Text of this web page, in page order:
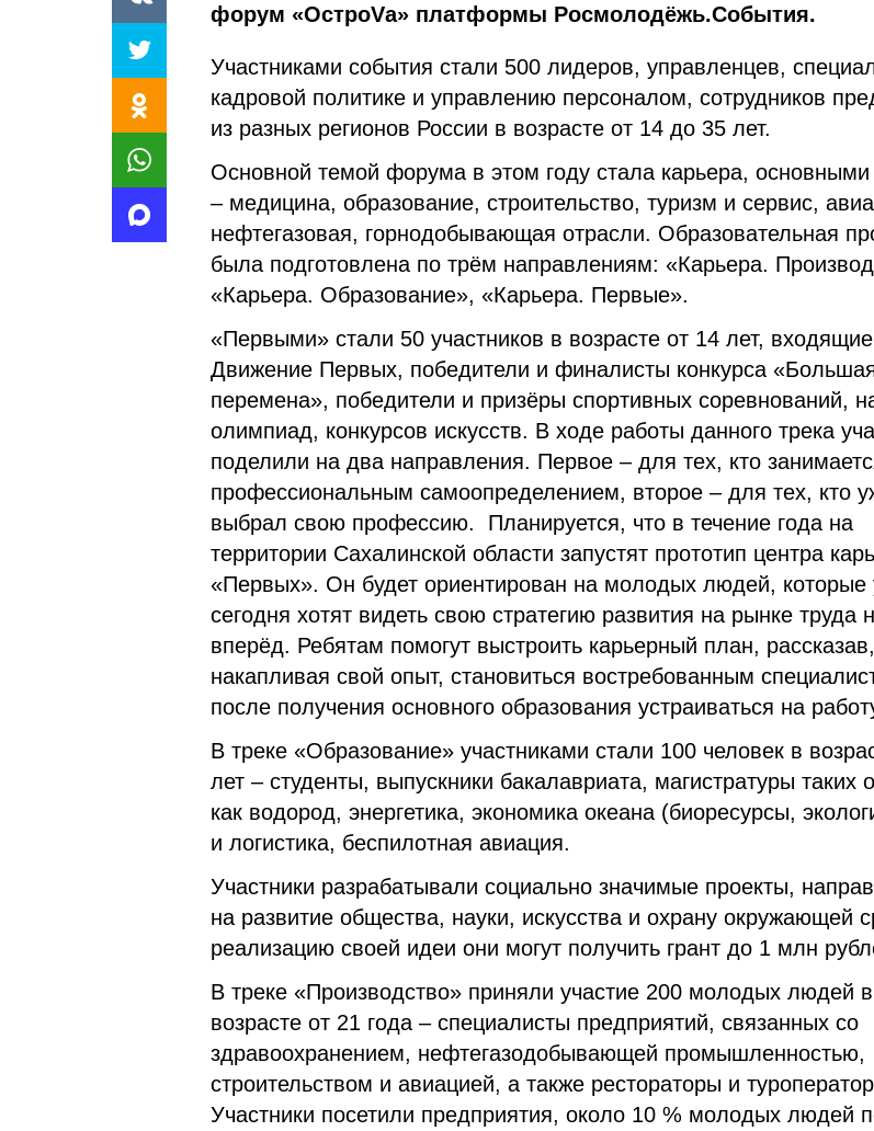
форум «ОстроVа» платформы Росмолодёжь.События.
Участниками события стали 500 лидеров, управленцев,
кадровой политике и управлению персоналом, сотрудников
из разных регионов России в возрасте от 14 до 35 лет.
Основной темой форума в этом году стала карьера, основными
– медицина, образование, строительство, туризм и сервис,
нефтегазовая, горнодобывающая отрасли. Образовательная
была подготовлена по трём направлениям: «Карьера.
«Карьера. Образование», «Карьера. Первые».
«Первыми» стали 50 участников в возрасте от 14 лет,
Движение Первых, победители и финалисты конкурса
перемена», победители и призёры спортивных соревнований,
олимпиад, конкурсов искусств. В ходе работы данного трека
поделили на два направления. Первое – для тех, кто
профессиональным самоопределением, второе – для тех, кто
выбрал свою профессию. Планируется, что в течение года на
территории Сахалинской области запустят прототип центра
«Первых». Он будет ориентирован на молодых людей, которые
сегодня хотят видеть свою стратегию развития на рынке труда
вперёд. Ребятам помогут выстроить карьерный план,
накапливая свой опыт, становиться востребованным
после получения основного образования устраиваться на
В треке «Образование» участниками стали 100 человек в
лет – студенты, выпускники бакалавриата, магистратуры таких
как водород, энергетика, экономика океана (биоресурсы,
и логистика, беспилотная авиация.
Участники разрабатывали социально значимые проекты,
на развитие общества, науки, искусства и охрану окружающей
реализацию своей идеи они могут получить грант до 1 млн
В треке «Производство» приняли участие 200 молодых людей в
возрасте от 21 года – специалисты предприятий, связанных со
здравоохранением, нефтегазодобывающей промышленностью,
строительством и авиацией, а также рестораторы и
Участники посетили предприятия, около 10 % молодых людей